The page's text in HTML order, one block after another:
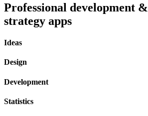
Professional development &
strategy apps
Ideas
Design
Development
Statistics